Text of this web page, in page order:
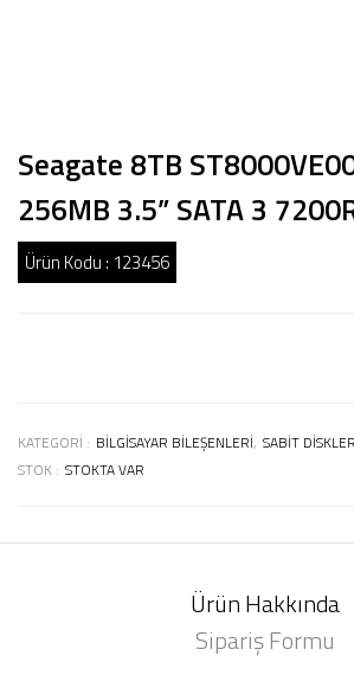
Seagate 8TB
256MB 3.5” SATA 3
Ürün Kodu : 123456
KATEGORI : BILGISAYAR BILEŞENLERI, SABIT DISKLER
STOK : STOKTA VAR
Ürün Hakkında
Sipariş Formu